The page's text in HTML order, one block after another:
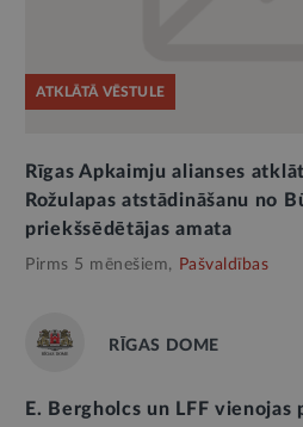
ATKLĀTĀ VĒSTULE
Rīgas Apkaimju alianses
Rožulapas atstādināšanu no
priekšsēdētājas amata
Pirms 5 mēnešiem, Pašvaldības
RĪGAS DOME
E. Bergholcs un LFF